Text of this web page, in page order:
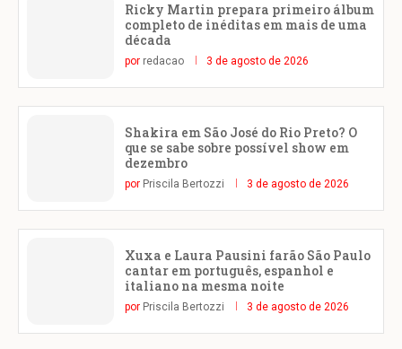
Ricky Martin prepara primeiro álbum
completo de inéditas em mais de uma
década
por redacao 3 de agosto de 2026
Shakira em São José do Rio Preto? O
que se sabe sobre possível show em
dezembro
por Priscila Bertozzi 3 de agosto de 2026
Xuxa e Laura Pausini farão São Paulo
cantar em português, espanhol e
italiano na mesma noite
por Priscila Bertozzi 3 de agosto de 2026